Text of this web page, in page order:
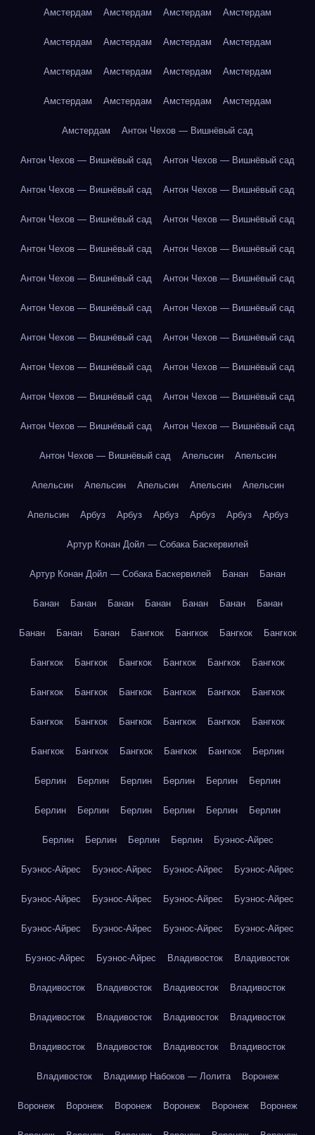
Амстердам Амстердам Амстердам Амстердам
Амстердам Амстердам Амстердам Амстердам
Амстердам Амстердам Амстердам Амстердам
Амстердам Амстердам Амстердам Амстердам
Амстердам Антон Чехов — Вишнёвый сад
Антон Чехов — Вишнёвый сад Антон Чехов — Вишнёвый сад
Антон Чехов — Вишнёвый сад Антон Чехов — Вишнёвый сад
Антон Чехов — Вишнёвый сад Антон Чехов — Вишнёвый сад
Антон Чехов — Вишнёвый сад Антон Чехов — Вишнёвый сад
Антон Чехов — Вишнёвый сад Антон Чехов — Вишнёвый сад
Антон Чехов — Вишнёвый сад Антон Чехов — Вишнёвый сад
Антон Чехов — Вишнёвый сад Антон Чехов — Вишнёвый сад
Антон Чехов — Вишнёвый сад Антон Чехов — Вишнёвый сад
Антон Чехов — Вишнёвый сад Антон Чехов — Вишнёвый сад
Антон Чехов — Вишнёвый сад Антон Чехов — Вишнёвый сад
Антон Чехов — Вишнёвый сад Апельсин Апельсин
Апельсин Апельсин Апельсин Апельсин Апельсин
Апельсин Арбуз Арбуз Арбуз Арбуз Арбуз Арбуз
Артур Конан Дойл — Собака Баскервилей
Артур Конан Дойл — Собака Баскервилей Банан Банан
Банан Банан Банан Банан Банан Банан Банан
Банан Банан Банан Бангкок Бангкок Бангкок Бангкок
Бангкок Бангкок Бангкок Бангкок Бангкок Бангкок
Бангкок Бангкок Бангкок Бангкок Бангкок Бангкок
Бангкок Бангкок Бангкок Бангкок Бангкок Бангкок
Бангкок Бангкок Бангкок Бангкок Бангкок Берлин
Берлин Берлин Берлин Берлин Берлин Берлин
Берлин Берлин Берлин Берлин Берлин Берлин
Берлин Берлин Берлин Берлин Буэнос-Айрес
Буэнос-Айрес Буэнос-Айрес Буэнос-Айрес Буэнос-Айрес
Буэнос-Айрес Буэнос-Айрес Буэнос-Айрес Буэнос-Айрес
Буэнос-Айрес Буэнос-Айрес Буэнос-Айрес Буэнос-Айрес
Буэнос-Айрес Буэнос-Айрес Владивосток Владивосток
Владивосток Владивосток Владивосток Владивосток
Владивосток Владивосток Владивосток Владивосток
Владивосток Владивосток Владивосток Владивосток
Владивосток Владимир Набоков — Лолита Воронеж
Воронеж Воронеж Воронеж Воронеж Воронеж Воронеж